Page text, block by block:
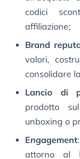
codici
affiliazione;
Brand
valori,
consolidare
Lancio di
prodotto
unboxing o
Engagement
attorno al